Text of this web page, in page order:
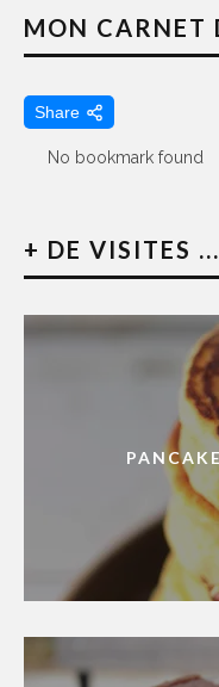
MON CARNET
Share
No bookmark found
+ DE VISITES ...